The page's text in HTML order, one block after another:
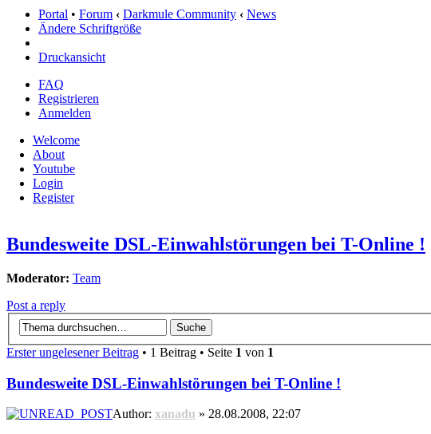
Portal • Forum ‹ Darkmule Community ‹ News
Ändere Schriftgröße
Druckansicht
FAQ
Registrieren
Anmelden
Welcome
About
Youtube
Login
Register
Bundesweite DSL-Einwahlstörungen bei T-Online !
Moderator: Team
Post a reply
Erster ungelesener Beitrag • 1 Beitrag • Seite 1 von 1
Bundesweite DSL-Einwahlstörungen bei T-Online !
Author: xanadu » 28.08.2008, 22:07